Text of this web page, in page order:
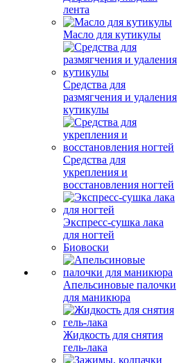
лента
Масло для кутикулы
Средства для
размягчения и удаления
кутикулы
Средства для
укрепления и
восстановления ногтей
Экспресс-сушка лака
для ногтей
Биовоски
Апельсиновые палочки
для маникюра
Жидкость для снятия
гель-лака